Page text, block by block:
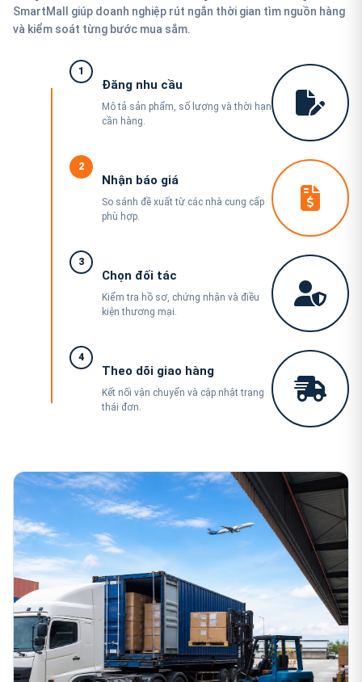
SmartMall giúp doanh nghiệp rút ngắn thời gian tìm nguồn hàng
và kiểm soát từng bước mua sắm.
1
Đăng nhu cầu
Mô tả sản phẩm, số lượng và thời hạn
cần hàng.
2
Nhận báo giá
So sánh đề xuất từ các nhà cung cấp
phù hợp.
3
Chọn đối tác
Kiểm tra hồ sơ, chứng nhận và điều
kiện thương mại.
4
Theo dõi giao hàng
Kết nối vận chuyển và cập nhật trạng
thái đơn.